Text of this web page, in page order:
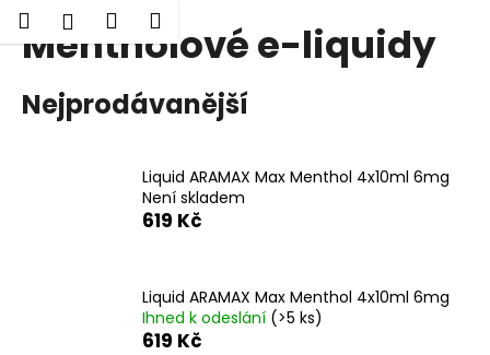
Přejít
HledatPřihlášení
Nákupní
košík
Mentholové e-liquidy
Nejprodávanější
Liquid ARAMAX Max Menthol 4x10ml 6mg
Není skladem
619 Kč
Liquid ARAMAX Max Menthol 4x10ml 6mg
Ihned k odeslání (>5 ks)
619 Kč
o Zpět
Zpět
C